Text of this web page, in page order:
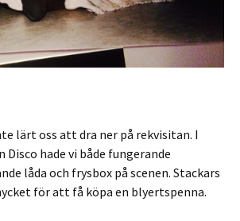
lärt oss att dra ner på rekvisitan. I
hade vi både fungerande
låda och frysbox på scenen. Stackars
för att få köpa en blyertspenna.